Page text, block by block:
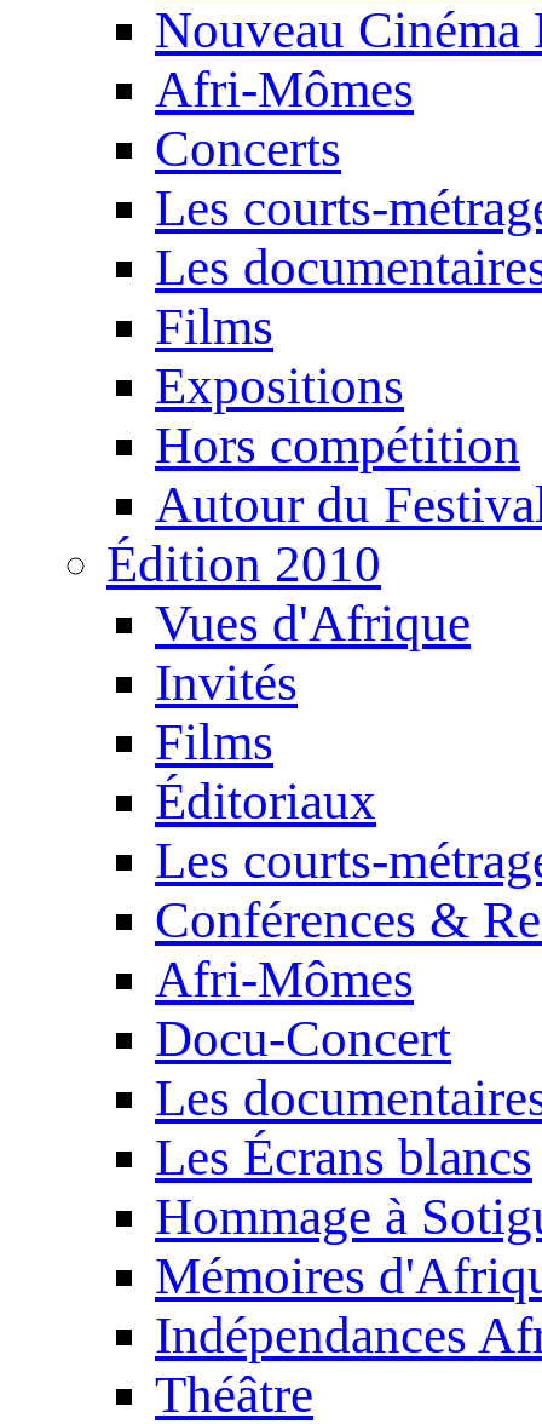
Nouveau Cinéma
Afri-Mômes
Concerts
Les courts-
Les
Films
Expositions
Hors compétition
Autour du
Édition 2010
Vues d'Afrique
Invités
Films
Éditoriaux
Les courts-
Conférences &
Afri-Mômes
Docu-Concert
Les
Les Écrans blancs
Hommage à
Mémoires
Indépendances
Théâtre